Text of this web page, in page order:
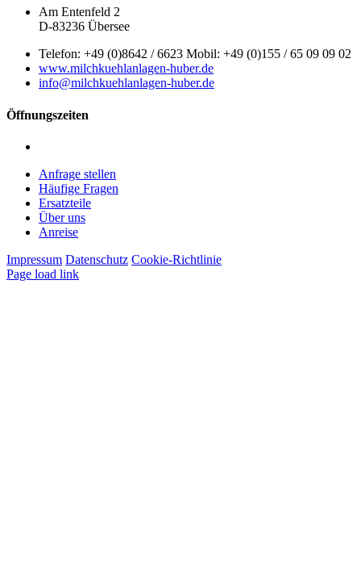
Am Entenfeld 2
D-83236 Übersee
Telefon: +49 (0)8642 / 6623 Mobil: +49 (0)155 / 65 09 09 02
www.milchkuehlanlagen-huber.de
info@milchkuehlanlagen-huber.de
Öffnungszeiten
Anfrage stellen
Häufige Fragen
Ersatzteile
Über uns
Anreise
Impressum Datenschutz Cookie-Richtlinie
Page load link